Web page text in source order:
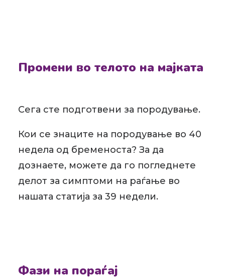
Промени во телото на мајката
Сега сте подготвени за породување.
Кои се знаците на породување во 40
недела од бременоста? За да
дознаете, можете да го погледнете
делот за симптоми на раѓање во
нашата статија за 39 недели.
Фази на пораѓај